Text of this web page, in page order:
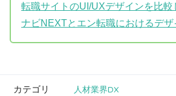
転職サイトのUI/UXデザインを比較
ナビNEXTとエン転職におけるデザ
カテゴリ 人材業界DX